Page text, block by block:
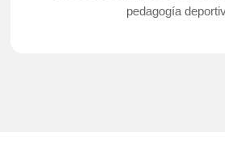
pedagogía